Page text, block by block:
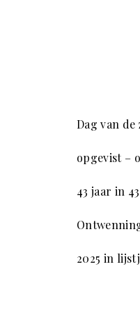
Dag van
opgevist –
43 jaar in
2025 in